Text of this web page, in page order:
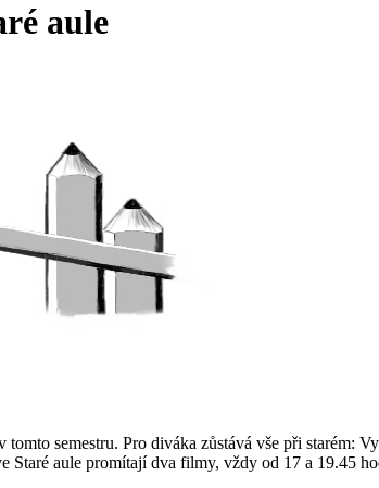
aule
semestru. Pro diváka zůstává vše při starém:
Staré aule promítají dva filmy, vždy od 17 a 19.45